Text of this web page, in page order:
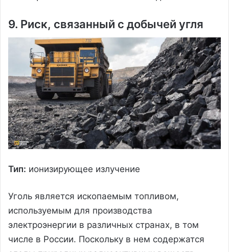
9. Риск, связанный с добычей угля
Тип: ионизирующее излучение
Уголь является ископаемым топливом,
используемым для производства
электроэнергии в различных странах, в том
числе в России. Поскольку в нем содержатся